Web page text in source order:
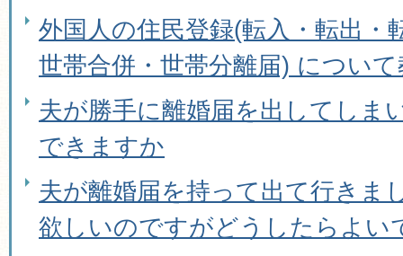
外国人の住民登録(転入・転出・
世帯合併・世帯分離届) につい
夫が勝手に離婚届を出してしま
できますか
夫が離婚届を持って出て行きま
欲しいのですがどうしたらよい